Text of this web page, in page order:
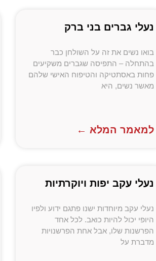
נעלי גברים בני ברק
בואו נשים את זה על השולחן כבר
בהתחלה – התפיסה שגברים משקיעים
פחות באסתטיקה והטיפוח האישי שלהם
מאשר נשים, היא
למאמר המלא ←
נעלי עקב יפות ויוקרתיות
נעלי עקב מיוחדות ישנו פתגם ידוע ולפיו
היופי יכול להיות כואב. לכל אחד
הפרשנות שלו, אבל אחת הפרשנויות
מדברת על